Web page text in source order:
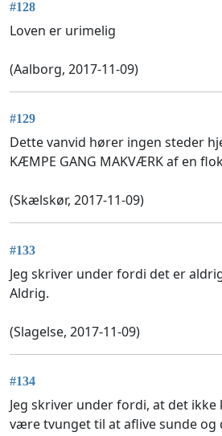
#128
Loven er urimelig
(Aalborg, 2017-11-09)
#129
Dette vanvid hører ingen steder
KÆMPE GANG MAKVÆRK af en
(Skælskør, 2017-11-09)
#133
Jeg skriver under fordi det er
Aldrig.
(Slagelse, 2017-11-09)
#134
Jeg skriver under fordi, at det ikke
være tvunget til at aflive sunde og